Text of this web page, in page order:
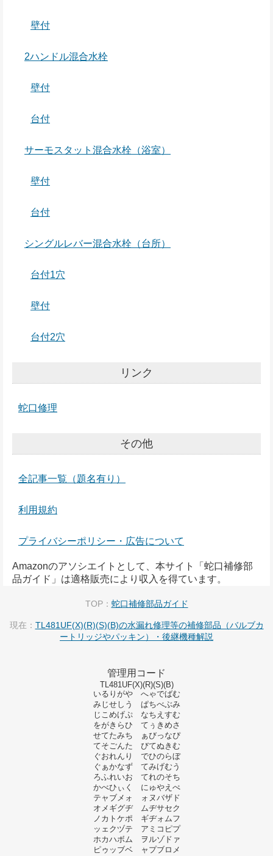
壁付
2ハンドル混合水栓
壁付
台付
サーモスタット混合水栓（浴室）
壁付
台付
シングルレバー混合水栓（台所）
台付1穴
壁付
台付2穴
リンク
蛇口修理
その他
全記事一覧（題名有り）
利用規約
プライバシーポリシー・広告について
Amazonのアソシエイトとして、本サイト「蛇口補修部
品ガイド」は適格販売により収入を得ています。
TOP： 蛇口補修部品ガイド
現在： TL481UF(X)(R)(S)(B)の水漏れ修理等の補修部品（バルブカ
ートリッジやパッキン）・後継機種解説
管理用コード
TL481UF(X)(R)(S)(B)
いるりがや へゃでばむ
みじせしう ぱちべぶみ
じこめげぷ なちえすむ
をがきらひ てぅきめさ
せてたみち ぁびっなぴ
てそごんた びてぬきむ
ぐおれんり でひのらぼ
ぐぁかなず てみげむう
ろふれいお てれのそち
かべひぃく にゅやえぺ
テャブメォ ォヌバザド
オメギグヂ ムヂサセク
ノカトケポ ギヂォムフ
ッェクヅテ アミコピプ
ホカハボム ヲルゾドァ
ピゥッブベ ャプブロメ